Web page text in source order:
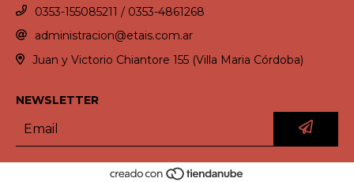
0353-155085211 / 0353-4861268
administracion@etais.com.ar
Juan y Victorio Chiantore 155 (Villa Maria Córdoba)
NEWSLETTER